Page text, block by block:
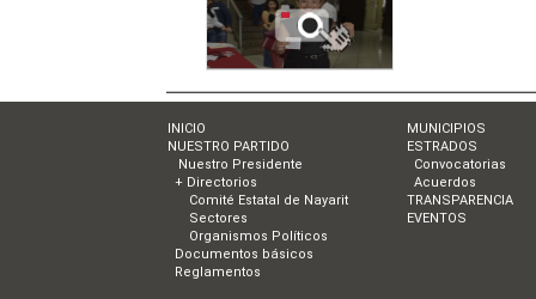
INICIO
NUESTRO PARTIDO
Nuestro Presidente
+ Directorios
Comité Estatal de Nayarit
Sectores
Organismos Políticos
Documentos básicos
Reglamentos
MUNICIPIOS
ESTRADOS
Convocatorias
Acuerdos
TRANSPARENCIA
EVENTOS